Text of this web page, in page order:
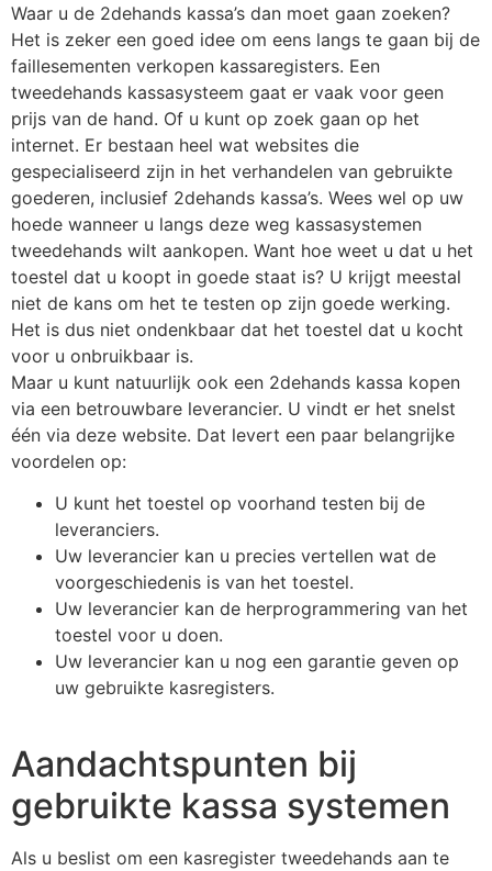
Waar u de 2dehands kassa’s dan moet gaan zoeken?
Het is zeker een goed idee om eens langs te gaan bij de
faillesementen verkopen kassaregisters. Een
tweedehands kassasysteem gaat er vaak voor geen
prijs van de hand. Of u kunt op zoek gaan op het
internet. Er bestaan heel wat websites die
gespecialiseerd zijn in het verhandelen van gebruikte
goederen, inclusief 2dehands kassa’s. Wees wel op uw
hoede wanneer u langs deze weg kassasystemen
tweedehands wilt aankopen. Want hoe weet u dat u het
toestel dat u koopt in goede staat is? U krijgt meestal
niet de kans om het te testen op zijn goede werking.
Het is dus niet ondenkbaar dat het toestel dat u kocht
voor u onbruikbaar is.
Maar u kunt natuurlijk ook een 2dehands kassa kopen
via een betrouwbare leverancier. U vindt er het snelst
één via deze website. Dat levert een paar belangrijke
voordelen op:
U kunt het toestel op voorhand testen bij de
leveranciers.
Uw leverancier kan u precies vertellen wat de
voorgeschiedenis is van het toestel.
Uw leverancier kan de herprogrammering van het
toestel voor u doen.
Uw leverancier kan u nog een garantie geven op
uw gebruikte kasregisters.
Aandachtspunten bij
gebruikte kassa systemen
Als u beslist om een kasregister tweedehands aan te